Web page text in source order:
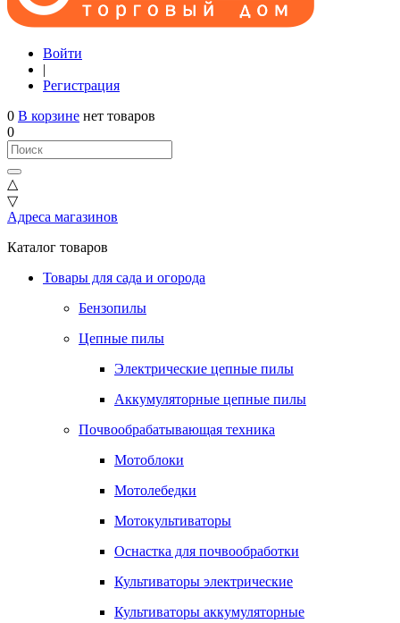
Войти
|
Регистрация
0 В корзине нет товаров
0
△
▽
Адреса магазинов
Каталог товаров
Товары для сада и огорода
Бензопилы
Цепные пилы
Электрические цепные пилы
Аккумуляторные цепные пилы
Почвообрабатывающая техника
Мотоблоки
Мотолебедки
Мотокультиваторы
Оснастка для почвообработки
Культиваторы электрические
Культиваторы аккумуляторные